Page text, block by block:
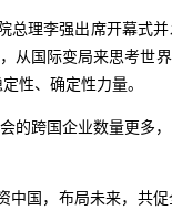
理李强出席开幕式
从国际变局来思考世
性、确定性力量。
的跨国企业数量更多
国，布局未来，共